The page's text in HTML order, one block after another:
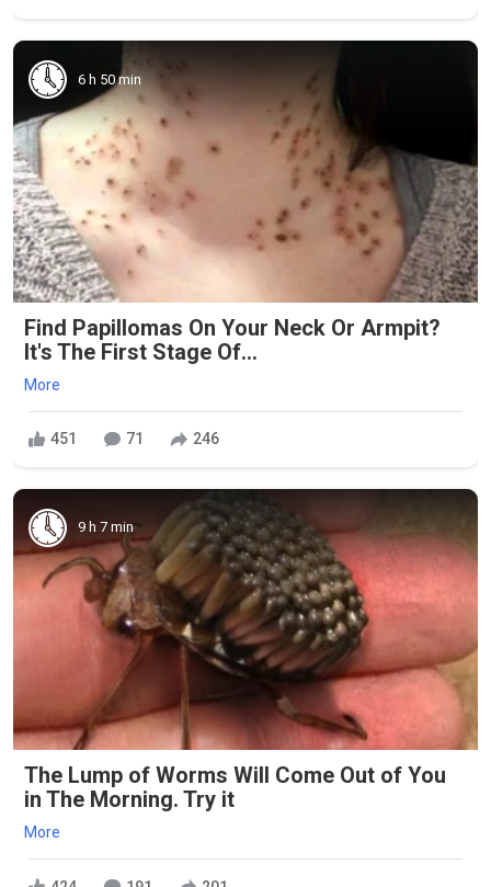
6 h 50 min
Find Papillomas On Your Neck Or Armpit?
It's The First Stage Of...
More
451 71 246
9 h 7 min
The Lump of Worms Will Come Out of You
in The Morning. Try it
More